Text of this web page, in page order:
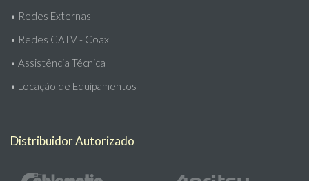
• Redes Externas
• Redes CATV - Coax
• Assistência Técnica
• Locação de Equipamentos
Distribuidor Autorizado